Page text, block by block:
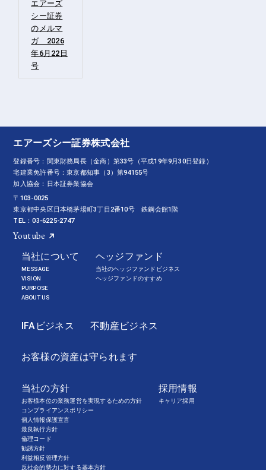
エアーズ
シー証券
のメルマ
ガ 2026
年6月22日
号
エアーズシー証券株式会社
登録番号：関東財務局長（金商）第33号（平成19年9月30日登録）
宅建業免許番号：東京都知事（3）第94155号
加入協会：日本証券業協会
〒103-0025
東京都中央区日本橋茅場町3丁目2番10号 鉄鋼会館1階
TEL：03-6225-2747
Youtube
当社について
MESSAGE
VISION
PURPOSE
ABOUT US
ヘッジファンド
当社のヘッジファンドビジネス
ヘッジファンドのすすめ
IFAビジネス 不動産ビジネス
お客様の資産は守られます
当社の方針
お客様本位の業務運営を実現するための方針
コンプライアンスポリシー
個人情報保護宣言
最良執行方針
倫理コード
勧誘方針
利益相反管理方針
反社会的勢力に対する基本方針
採用情報
キャリア採用